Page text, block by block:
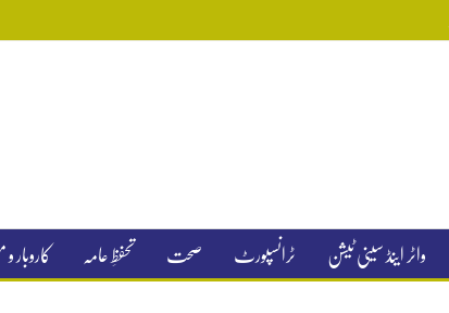
واٹر اینڈ سینی ٹیشن ٹرانسپورٹ صحت تحفظِ عامہ کاروبار